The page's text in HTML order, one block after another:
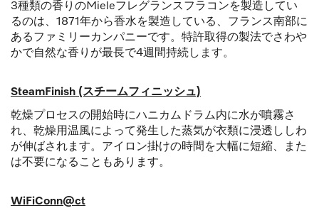
3種類の香りのMieleフレグランスフラコンを製造してい
るのは、1871年から香水を製造している、フランス南部に
あるファミリーカンパニーです。特許取得の製法でさわや
かで自然な香りが最長で4週間持続します。
SteamFinish (スチームフィニッシュ)
乾燥プロセスの開始時にハニカムドラム内に水が噴霧さ
れ、乾燥用温風によって発生した蒸気が衣類に浸透ししわ
が伸ばされます。アイロン掛けの時間を大幅に短縮、また
は不要になることもあります。
WiFiConn@ct